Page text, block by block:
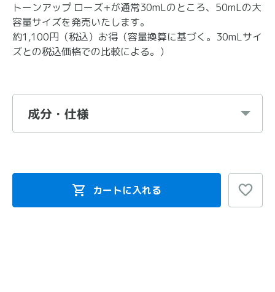
トーンアップ ローズ+が通常30mLのところ、50mLの大
容量サイズを発売いたします。
約1,100円（税込）お得（容量換算に基づく。30mLサイ
ズとの税込価格での比較による。）
成分・仕様
カートに入れる